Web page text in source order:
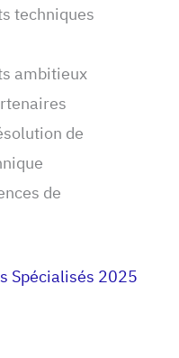
techniques
ambitieux
de
de
Spécialisés 2025